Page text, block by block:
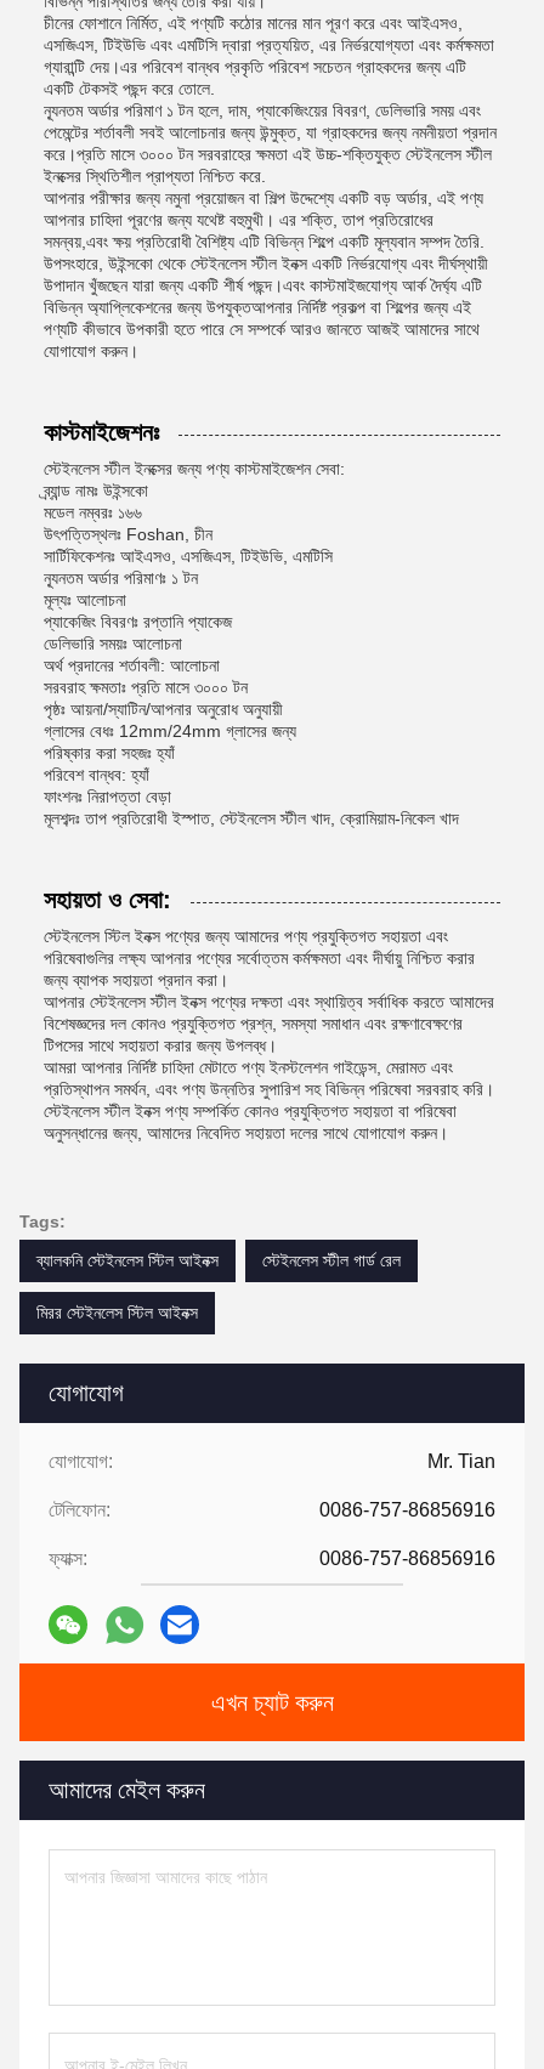
যোগাযোগ
যোগাযোগ: Mr. Tian
টেলিফোন: 0086-757-86856916
ফ্যাক্স: 0086-757-86856916
এখন চ্যাট করুন
আমাদের মেইল করুন
চীনের ফোশানে নির্মিত, এই পণ্যটি কঠোর মানের মান পূরণ করে এবং আইএসও,
এসজিএস, টিইউভি এবং এমটিসি দ্বারা প্রত্যয়িত, এর নির্ভরযোগ্যতা এবং কর্মক্ষমতা
গ্যারান্টি দেয়।এর পরিবেশ বান্ধব প্রকৃতি পরিবেশ সচেতন গ্রাহকদের জন্য এটি
একটি টেকসই পছন্দ করে তোলে.
ন্যূনতম অর্ডার পরিমাণ ১ টন হলে, দাম, প্যাকেজিংয়ের বিবরণ, ডেলিভারি সময় এবং
পেমেন্টের শর্তাবলী সবই আলোচনার জন্য উন্মুক্ত, যা গ্রাহকদের জন্য নমনীয়তা প্রদান
করে।প্রতি মাসে ৩০০০ টন সরবরাহের ক্ষমতা এই উচ্চ-শক্তিযুক্ত স্টেইনলেস স্টীল
ইনক্সের স্থিতিশীল প্রাপ্যতা নিশ্চিত করে.
আপনার পরীক্ষার জন্য নমুনা প্রয়োজন বা শিল্প উদ্দেশ্যে একটি বড় অর্ডার, এই পণ্য
আপনার চাহিদা পূরণের জন্য যথেষ্ট বহুমুখী। এর শক্তি, তাপ প্রতিরোধের
সমন্বয়,এবং ক্ষয় প্রতিরোধী বৈশিষ্ট্য এটি বিভিন্ন শিল্পে একটি মূল্যবান সম্পদ তৈরি.
উপসংহারে, উইন্সকো থেকে স্টেইনলেস স্টীল ইনক্স একটি নির্ভরযোগ্য এবং দীর্ঘস্থায়ী
উপাদান খুঁজছেন যারা জন্য একটি শীর্ষ পছন্দ।এবং কাস্টমাইজযোগ্য আর্ক দৈর্ঘ্য এটি
বিভিন্ন অ্যাপ্লিকেশনের জন্য উপযুক্তআপনার নির্দিষ্ট প্রকল্প বা শিল্পের জন্য এই
পণ্যটি কীভাবে উপকারী হতে পারে সে সম্পর্কে আরও জানতে আজই আমাদের সাথে
যোগাযোগ করুন।
কাস্টমাইজেশনঃ
স্টেইনলেস স্টীল ইনক্সের জন্য পণ্য কাস্টমাইজেশন সেবা:
ব্র্যান্ড নামঃ উইন্সকো
মডেল নম্বরঃ ১৬৬
উৎপত্তিস্থলঃ Foshan, চীন
সার্টিফিকেশনঃ আইএসও, এসজিএস, টিইউভি, এমটিসি
ন্যূনতম অর্ডার পরিমাণঃ ১ টন
মূল্যঃ আলোচনা
প্যাকেজিং বিবরণঃ রপ্তানি প্যাকেজ
ডেলিভারি সময়ঃ আলোচনা
অর্থ প্রদানের শর্তাবলী: আলোচনা
সরবরাহ ক্ষমতাঃ প্রতি মাসে ৩০০০ টন
পৃষ্ঠঃ আয়না/স্যাটিন/আপনার অনুরোধ অনুযায়ী
গ্লাসের বেধঃ 12mm/24mm গ্লাসের জন্য
পরিষ্কার করা সহজঃ হ্যাঁ
পরিবেশ বান্ধব: হ্যাঁ
ফাংশনঃ নিরাপত্তা বেড়া
মূলশব্দঃ তাপ প্রতিরোধী ইস্পাত, স্টেইনলেস স্টীল খাদ, ক্রোমিয়াম-নিকেল খাদ
সহায়তা ও সেবা:
স্টেইনলেস স্টিল ইনক্স পণ্যের জন্য আমাদের পণ্য প্রযুক্তিগত সহায়তা এবং
পরিষেবাগুলির লক্ষ্য আপনার পণ্যের সর্বোত্তম কর্মক্ষমতা এবং দীর্ঘায়ু নিশ্চিত করার
জন্য ব্যাপক সহায়তা প্রদান করা।
আপনার স্টেইনলেস স্টীল ইনক্স পণ্যের দক্ষতা এবং স্থায়িত্ব সর্বাধিক করতে আমাদের
বিশেষজ্ঞদের দল কোনও প্রযুক্তিগত প্রশ্ন, সমস্যা সমাধান এবং রক্ষণাবেক্ষণের
টিপসের সাথে সহায়তা করার জন্য উপলব্ধ।
আমরা আপনার নির্দিষ্ট চাহিদা মেটাতে পণ্য ইনস্টলেশন গাইডেন্স, মেরামত এবং
প্রতিস্থাপন সমর্থন, এবং পণ্য উন্নতির সুপারিশ সহ বিভিন্ন পরিষেবা সরবরাহ করি।
স্টেইনলেস স্টীল ইনক্স পণ্য সম্পর্কিত কোনও প্রযুক্তিগত সহায়তা বা পরিষেবা
অনুসন্ধানের জন্য, আমাদের নিবেদিত সহায়তা দলের সাথে যোগাযোগ করুন।
Tags:
ব্যালকনি স্টেইনলেস স্টিল আইনক্স
স্টেইনলেস স্টীল গার্ড রেল
মিরর স্টেইনলেস স্টিল আইনক্স